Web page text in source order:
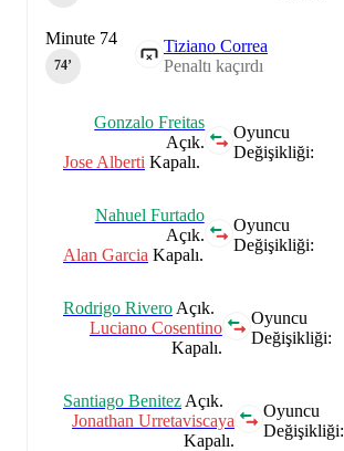
Tiziano Correa
Penaltı kaçırdı
Minute 74
74‎’‎
Oyuncu
Değişikliği:
Gonzalo Freitas
Açık.
Jose Alberti Kapalı.
Oyuncu
Değişikliği:
Nahuel Furtado
Açık.
Alan Garcia Kapalı.
Oyuncu
Değişikliği:
Rodrigo Rivero Açık.
Luciano Cosentino
Kapalı.
Oyuncu
Değişikliği:
Santiago Benitez Açık.
Jonathan Urretaviscaya
Kapalı.